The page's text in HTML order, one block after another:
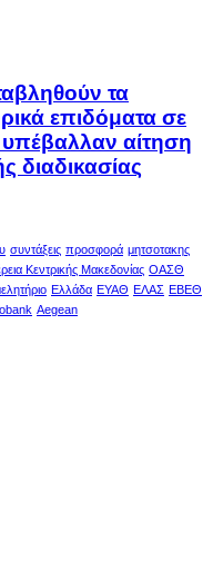
τα
επιδόματα σε
υπέβαλλαν αίτηση
διαδικασίας
συντάξεις προσφορά μητσοτακης
Κεντρικής Μακεδονίας ΟΑΣΘ
Ελλάδα ΕΥΑΘ ΕΛΑΣ ΕΒΕΘ
Aegean